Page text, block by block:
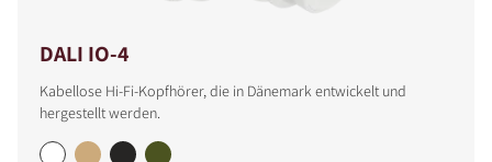
DALI IO-4
Kabellose Hi-Fi-Kopfhörer, die in Dänemark entwickelt und
hergestellt werden.